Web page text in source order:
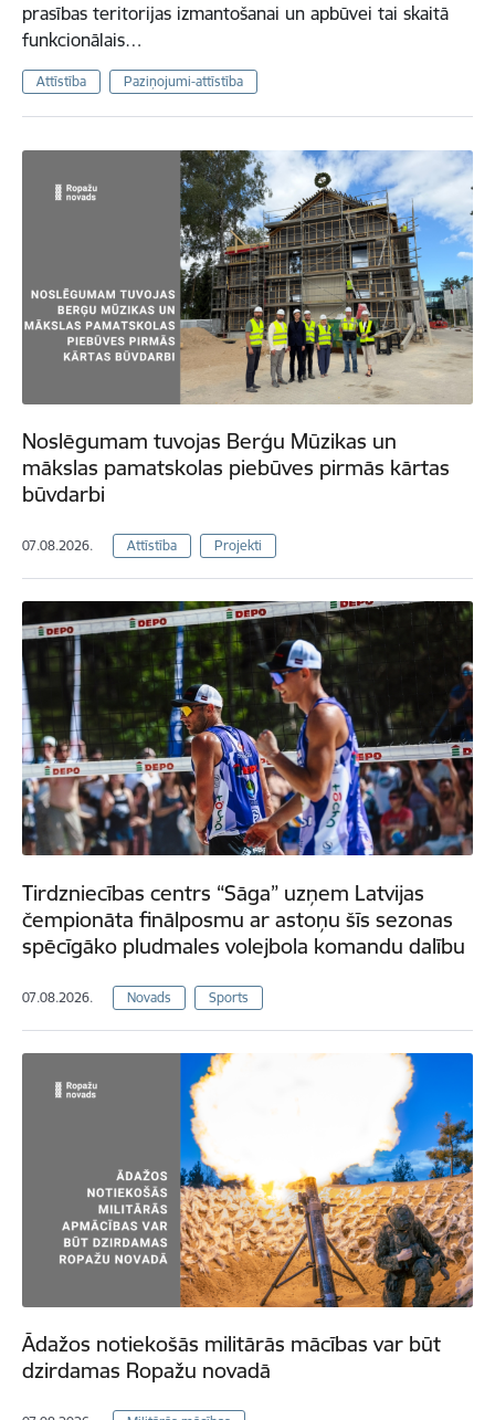
prasības teritorijas izmantošanai un apbūvei tai skaitā
funkcionālais…
Attīstība Paziņojumi-attīstība
Noslēgumam tuvojas Berģu Mūzikas un
mākslas pamatskolas piebūves pirmās kārtas
būvdarbi
07.08.2026. Attīstība Projekti
Tirdzniecības centrs “Sāga” uzņem Latvijas
čempionāta finālposmu ar astoņu šīs sezonas
spēcīgāko pludmales volejbola komandu dalību
07.08.2026. Novads Sports
Ādažos notiekošās militārās mācības var būt
dzirdamas Ropažu novadā